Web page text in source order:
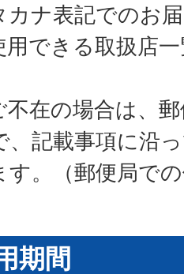
カナ表記でのお
用できる取扱店
不在の場合は、
、記載事項に沿
す。（郵便局で
期間